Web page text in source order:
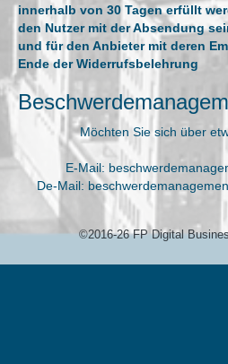
innerhalb von 30 Tagen erfüllt
den Nutzer mit der Absendung
und für den Anbieter mit deren
Ende der Widerrufsbelehrung
Möchten Sie sich über
E-Mail:
De-Mail:
©2016-26 FP Digital